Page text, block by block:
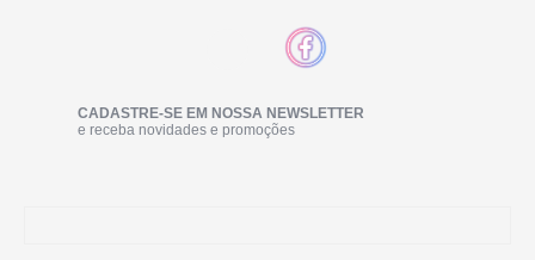
CADASTRE-SE EM NOSSA NEWSLETTER
e receba novidades e promoções